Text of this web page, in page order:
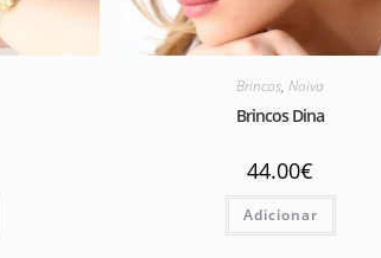
Brincos,Noiva
Brincos Dina
44.00€
Adicionar